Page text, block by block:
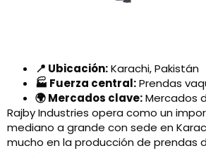
📍 Ubicación:Karachi, Pakistán
🏭 Fuerza central:Prendas
🌍 Mercados clave:Mercados
Rajby Industries opera como un
mediano a grande con sede en
mucho en la producción de prendas